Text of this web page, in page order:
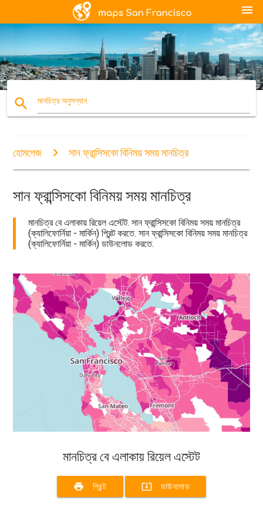
menu
search মানচিত্র অনুসন্ধান
হোমপেজ সান ফ্রান্সিসকো বিনিময় সময় মানচিত্র
সান ফ্রান্সিসকো বিনিময় সময় মানচিত্র
মানচিত্র বে এলাকায় রিয়েল এস্টেট. সান ফ্রান্সিসকো বিনিময় সময় মানচিত্র
(ক্যালিফোর্নিয়া - মার্কিন) প্রিন্ট করতে. সান ফ্রান্সিসকো বিনিময় সময় মানচিত্র
(ক্যালিফোর্নিয়া - মার্কিন) ডাউনলোড করতে.
মানচিত্র বে এলাকায় রিয়েল এস্টেট
print প্রিন্ট system_update_alt ডাউনলোড